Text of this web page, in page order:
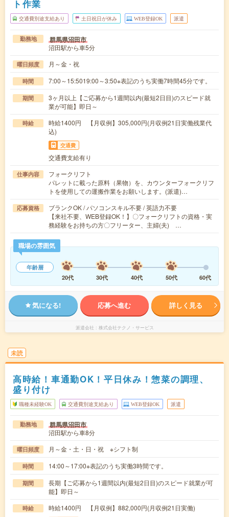
ト作業
交通費別途支給あり 土日祝日が休み WEB登録OK 派遣
勤務地 群馬県沼田市
沼田駅から車5分
曜日頻度 月～金・祝
時間 7:00～15:5019:00～3:50※表記のうち実働7時間45分です。
期間
3ヶ月以上【ご応募から1週間以内(最短2日目)のスピード就
業が可能】即日～
時給
時給1400円 【月収例】305,000円(月収例21日実働残業代
込)
交通費
交通費支給有り
仕事内容
フォークリフト
パレットに載った原料（果物）を、カウンターフォークリフ
トを使用しての運搬作業をお願いします。(派遣)…
応募資格
ブランクOK / パソコンスキル不要 / 英語力不要
【来社不要、WEB登録OK！】〇フォークリフトの資格・実
務経験をお持ちの方〇フリーター、主婦(夫) …
職場の雰囲気
年齢層
20代
30代 40代 50代 60代
気になる! 応募へ進む 詳しく見る
派遣会社 株式会社テクノ・サービス
未読
高時給！車通勤OK！平日休み！惣菜の調理、
盛り付け
職種未経験OK 交通費別途支給あり WEB登録OK 派遣
勤務地 群馬県沼田市
沼田駅から車8分
曜日頻度 月～金・土・日・祝 ※シフト制
時間 14:00～17:00※表記のうち実働3時間です。
期間
長期【ご応募から1週間以内(最短2日目)のスピード就業が可
能】即日～
時給 時給1400円 【月収例】882,000円(月収例21日実働)